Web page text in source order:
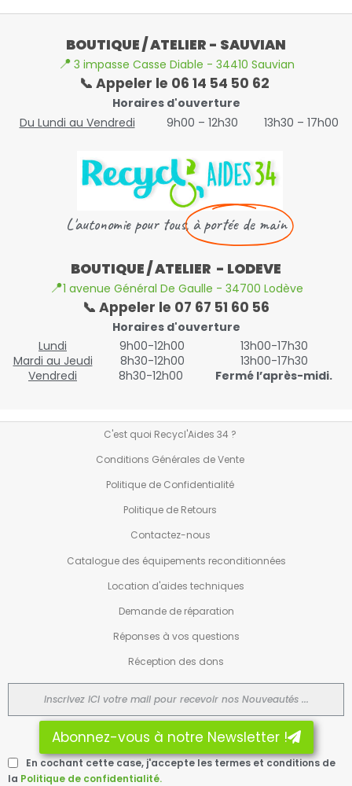
BOUTIQUE / ATELIER - SAUVIAN
📍 3 impasse Casse Diable - 34410 Sauvian
📞 Appeler le 06 14 54 50 62
Horaires d'ouverture
Du Lundi au Vendredi
9h00 – 12h30 13h30 – 17h00
L'autonomie pour tous,à portée de main
BOUTIQUE / ATELIER - LODEVE
📍1 avenue Général De Gaulle - 34700 Lodève
📞 Appeler le 07 67 51 60 56
Horaires d'ouverture
Lundi
9h00-12h00
13h00-17h30
Mardi au Jeudi
8h30-12h00
13h00-17h30
Vendredi
8h30-12h00 Fermé l’après-midi.
C'est quoi Recycl'Aides 34 ?
Conditions Générales de Vente
Politique de Confidentialité
Politique de Retours
Contactez-nous
Catalogue des équipements reconditionnées
Location d'aides techniques
Demande de réparation
Réponses à vos questions
Réception des dons
Abonnez-vous à notre Newsletter !
En cochant cette case, j'accepte les termes et conditions de
la Politique de confidentialité.